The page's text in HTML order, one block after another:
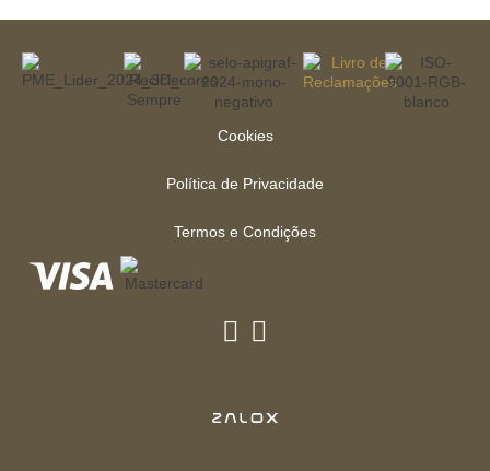
Cookies
Política de Privacidade
Termos e Condições